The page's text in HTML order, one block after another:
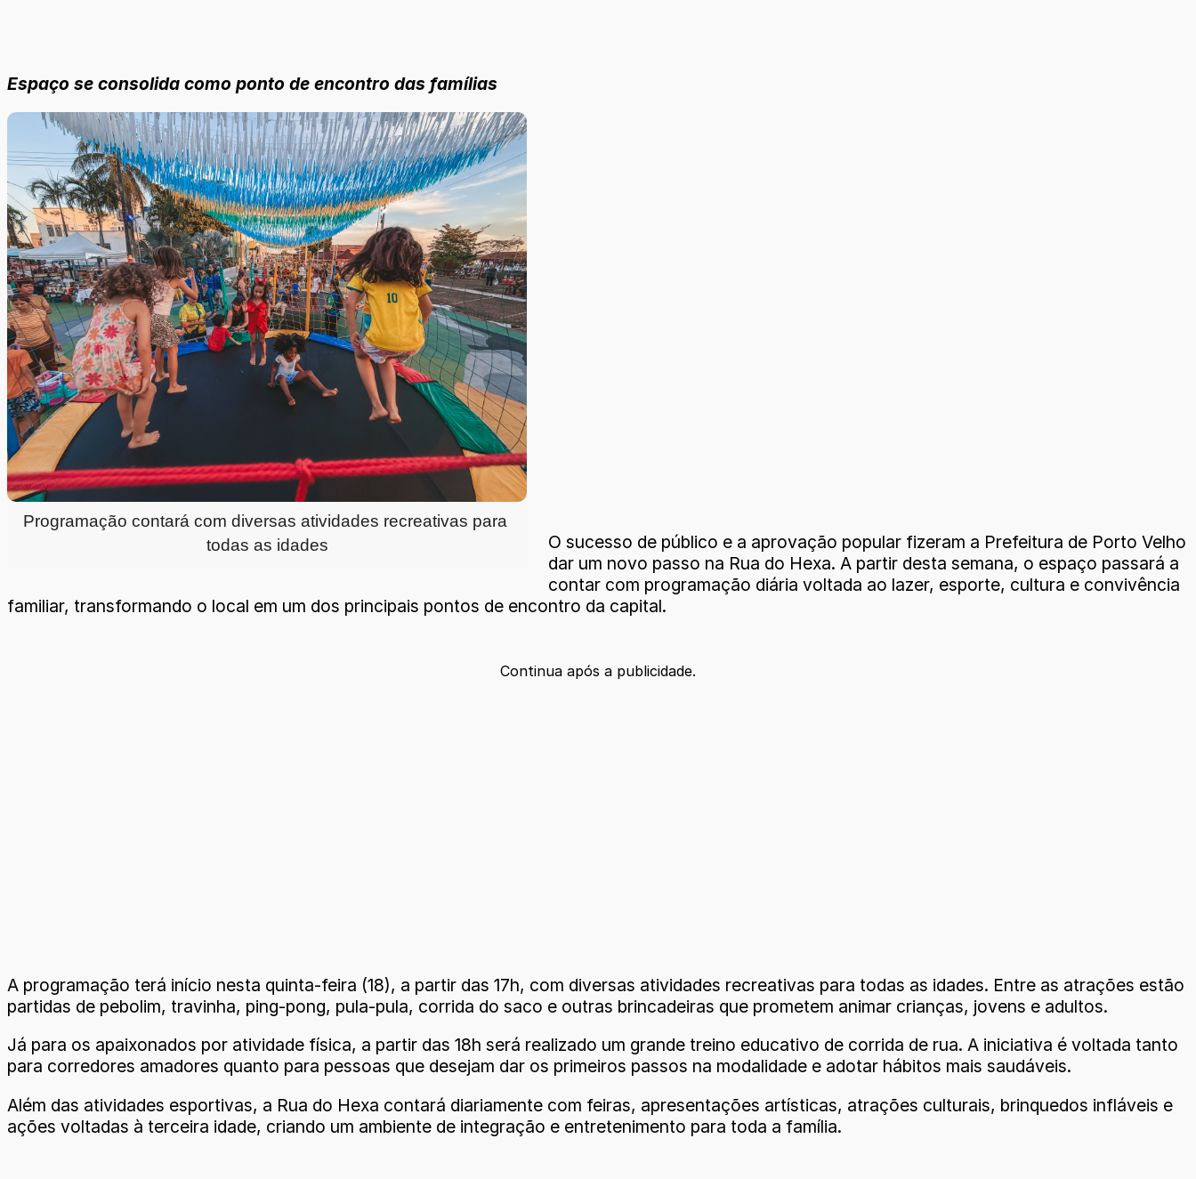
Espaço se consolida como ponto de encontro das famílias
Programação contará com diversas atividades recreativas para
todas as idades
O sucesso de público e a aprovação popular fizeram a Prefeitura de Porto Velho
dar um novo passo na Rua do Hexa. A partir desta semana, o espaço passará a
contar com programação diária voltada ao lazer, esporte, cultura e convivência
familiar, transformando o local em um dos principais pontos de encontro da capital.
Continua após a publicidade.
A programação terá início nesta quinta-feira (18), a partir das 17h, com diversas atividades recreativas para todas as idades. Entre as atrações estão
partidas de pebolim, travinha, ping-pong, pula-pula, corrida do saco e outras brincadeiras que prometem animar crianças, jovens e adultos.
Já para os apaixonados por atividade física, a partir das 18h será realizado um grande treino educativo de corrida de rua. A iniciativa é voltada tanto
para corredores amadores quanto para pessoas que desejam dar os primeiros passos na modalidade e adotar hábitos mais saudáveis.
Além das atividades esportivas, a Rua do Hexa contará diariamente com feiras, apresentações artísticas, atrações culturais, brinquedos infláveis e
ações voltadas à terceira idade, criando um ambiente de integração e entretenimento para toda a família.